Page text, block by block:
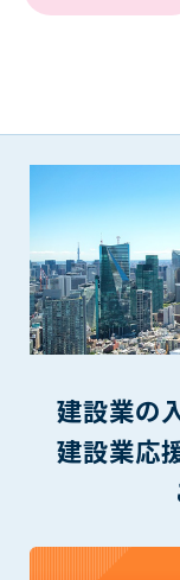
建設業の
建設業応
2. 会員は、自己の
その他形態を問
3. 会員は、IDおよ
第三者（他の
を負うものとし
第6条（会員の禁
1. 会員は建設資料
(1) 第三者または
る行為
(2) 第三者または
(3) 第三者または
(5) 第三者に不利